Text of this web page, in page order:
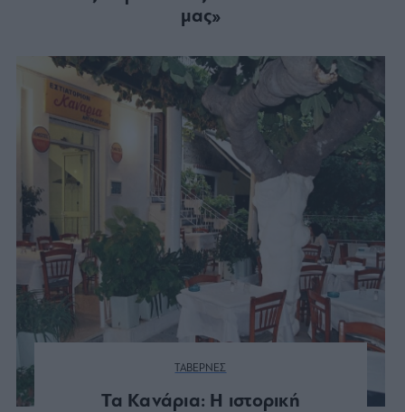
μας»
ΤΑΒΕΡΝΕΣ
Τα Κανάρια: Η ιστορική